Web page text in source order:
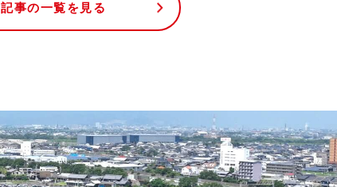
記事の一覧を見る